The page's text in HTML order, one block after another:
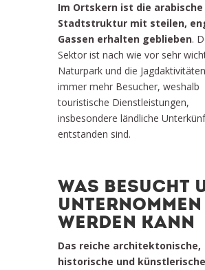
Im Ortskern ist die arabische
Stadtstruktur mit steilen,
Gassen erhalten geblieben.
Sektor ist nach wie vor sehr
Naturpark und die
immer mehr Besucher, weshalb
touristische Dienstleistungen,
insbesondere ländliche
entstanden sind.
WAS BESUCHT
UNTERNOMMEN
WERDEN KANN
Das reiche architektonische,
historische und